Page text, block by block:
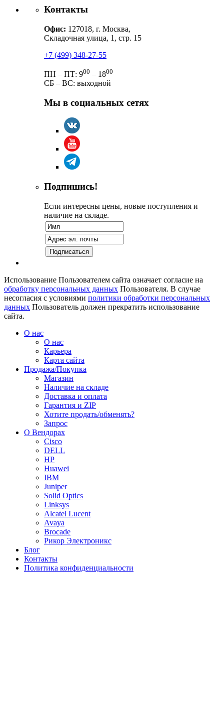
Контакты
Офис: 127018, г. Москва,
Складочная улица, 1, стр. 15
+7 (499) 348-27-55
ПН – ПТ: 900 – 1800
СБ – ВС: выходной
Мы в социальных сетях
Подпишись!
Если интересны цены, новые поступления и
наличие на складе.
Использование Пользователем сайта означает согласие на
обработку персональных данных Пользователя. В случае
несогласия с условиями политики обработки персональных
данных Пользователь должен прекратить использование
сайта.
О нас
О нас
Карьера
Карта сайта
Продажа/Покупка
Магазин
Наличие на складе
Доставка и оплата
Гарантия и ZIP
Хотите продать/обменять?
Запрос
О Вендорах
Cisco
DELL
HP
Huawei
IBM
Juniper
Solid Optics
Linksys
Alcatel Lucent
Avaya
Brocade
Рикор Электроникс
Блог
Контакты
Политика конфиденциальности